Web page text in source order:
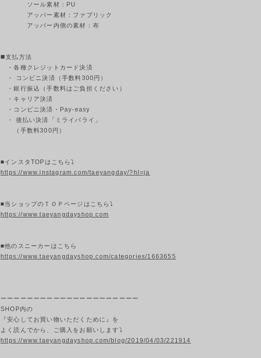
ソール素材：PU
アッパー素材：ファブリック
アッパー内側の素材：布
◼️支払方法
・各種クレジットカード決済
・ コンビニ決済（手数料300円）
・銀行振込（手数料はご負担ください）
・キャリア決済
・コンビニ決済・Pay-easy
・ 後払い決済「ミライバライ」
（手数料300円）
■インスタTOPはこちら⤵
https://www.instagram.com/taeyangday/?hl=ja
■当ショップのＴＯＰページはこちら⤵
https://www.taeyangdayshop.com
■他のスニーカーはこちら
https://www.taeyangdayshop.com/categories/1663655
ーーーーーーーーーーーーーーーーーーーーー
SHOP内の
『安心してお買い物いただくために』を
よく読んでから、ご購入をお願いします⤵
https://www.taeyangdayshop.com/blog/2019/04/03/221914